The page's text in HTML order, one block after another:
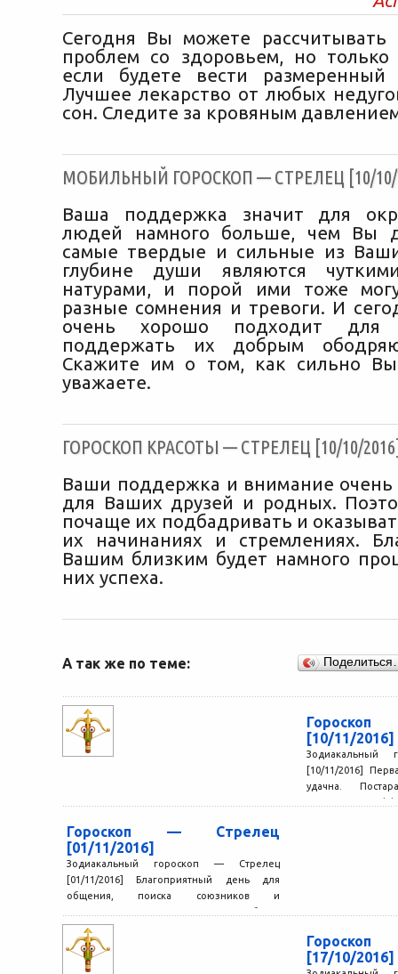
Сегодня Вы можете рассчитывать
проблем со здоровьем, но только
если будете вести размеренный
Лучшее лекарство от любых
сон. Следите за кровяным
МОБИЛЬНЫЙ ГОРОСКОП — СТРЕЛЕЦ [10/10/
Ваша поддержка значит для
людей намного больше, чем Вы
самые твердые и сильные из
глубине души являются
натурами, и порой ими тоже
разные сомнения и тревоги. И
очень хорошо подходит для
поддержать их добрым
Скажите им о том, как сильно
уважаете.
ГОРОСКОП КРАСОТЫ — СТРЕЛЕЦ [10/10/
Ваши поддержка и внимание очень
для Ваших друзей и родных.
почаще их подбадривать и
их начинаниях и стремлениях.
Вашим близким будет намного
них успеха.
А так же по теме:
[10/11/2016]
Зодиакальный
[10/11/2016]
удачна.
максимально
Гороскоп — Стрелец
[01/11/2016]
Зодиакальный гороскоп — Стрелец
[01/11/2016] Благоприятный день для
общения, поиска союзников и
единомышленников. У вас будет
возможность показать себя с...
[17/10/2016]